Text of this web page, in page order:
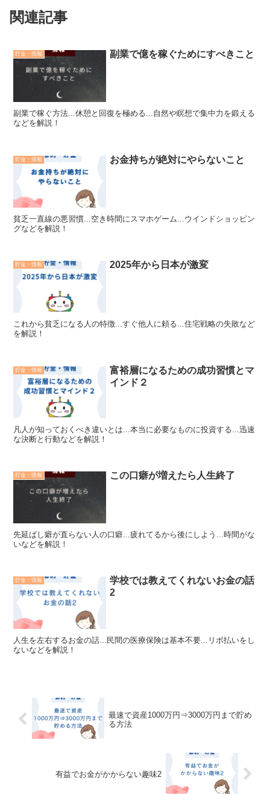
関連記事
貯金・情報 副業で億を稼ぐためにすべきこと
副業で稼ぐ方法...休憩と回復を極める...自然や瞑想で集中力を鍛える
などを解説！
貯金・情報 お金持ちが絶対にやらないこと
貧乏一直線の悪習慣...空き時間にスマホゲーム...ウインドショッピン
グなどを解説！
貯金・情報 2025年から日本が激変
これから貧乏になる人の特徴...すぐ他人に頼る...住宅戦略の失敗など
を解説！
貯金・情報
富裕層になるための成功習慣とマ
インド２
凡人が知っておくべき違いとは...本当に必要なものに投資する...迅速
な決断と行動などを解説！
貯金・情報 この口癖が増えたら人生終了
先延ばし癖が直らない人の口癖...疲れてるから後にしよう...時間がな
いなどを解説！
貯金・情報
学校では教えてくれないお金の話
2
人生を左右するお金の話...民間の医療保険は基本不要...リボ払いをし
ないなどを解説！
最速で資産1000万円⇒3000万円まで貯め
る方法
有益でお金がかからない趣味2